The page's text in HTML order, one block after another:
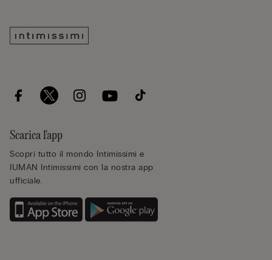
Scarica l'app
Scopri tutto il mondo Intimissimi e
IUMAN Intimissimi con la nostra app
ufficiale.